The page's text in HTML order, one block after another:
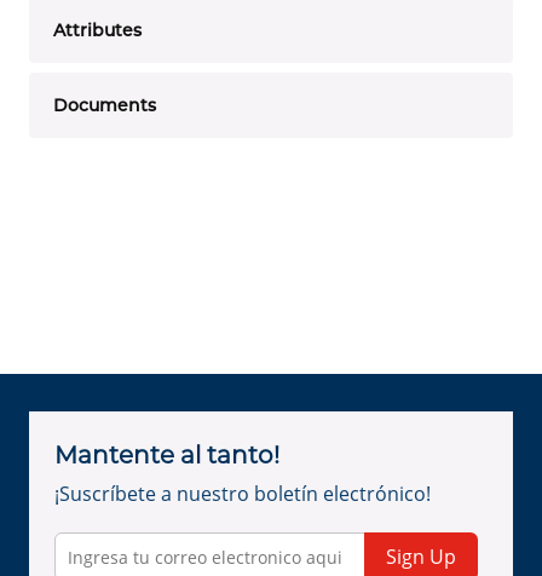
Attributes
Documents
Mantente al tanto!
¡Suscríbete a nuestro boletín electrónico!
Sign Up